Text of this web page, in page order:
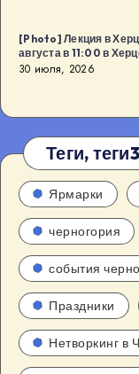
[Photo] Лекция в
августа в 11:00 в
30 июля, 2026
Теги, теги3
Ярмарки
черногория
события
Праздники
Нетворкинг в